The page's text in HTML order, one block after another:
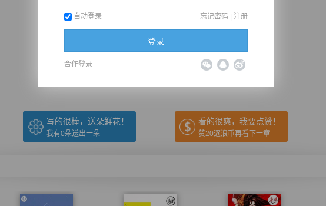
推荐在手机上阅读本书
（← 快捷键 下一章 快捷键→）
写的很棒，送朵鲜花！
我有0朵送出一朵
看的很爽，我要点赞！
赞20逐浪币再看下一章
自动登录 忘记密码 | 注册
登录
合作登录